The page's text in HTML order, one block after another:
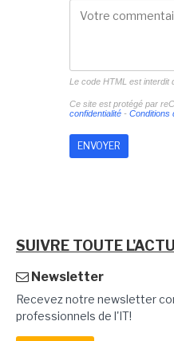
Le code HTML est interdit
Ce site est protégé par
confidentialité- Conditions
SUIVRE TOUTE
Newsletter
Recevez notre newsletter
professionnels de l'IT!